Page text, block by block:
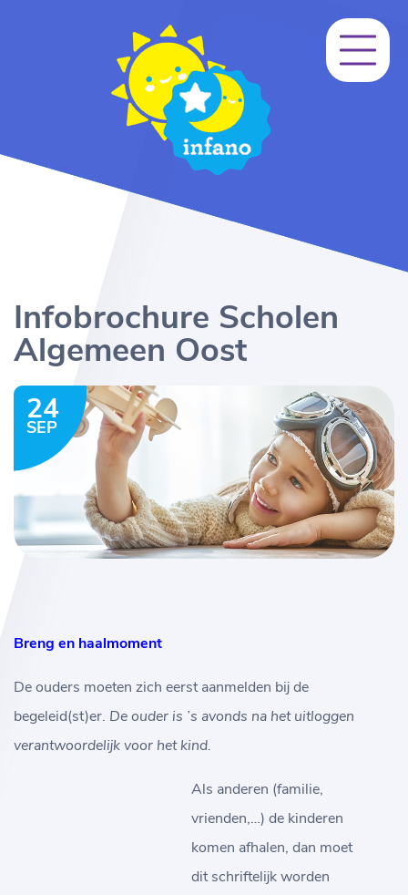
Infobrochure Scholen
Algemeen Oost
24
SEP
Breng en haalmoment
De ouders moeten zich eerst aanmelden bij de
begeleid(st)er. De ouder is ’s avonds na het uitloggen
verantwoordelijk voor het kind.
Als anderen (familie,
vrienden,…) de kinderen
komen afhalen, dan moet
dit schriftelijk worden